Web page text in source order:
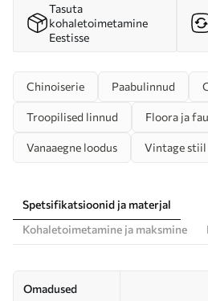
Tasuta
kohaletoimetamine
Eestisse
Chinoiserie Paabulinnud
Troopilised linnud Floora ja
Vanaaegne loodus Vintage stiil
Spetsifikatsioonid ja materjal
Kohaletoimetamine ja maksmine
Omadused